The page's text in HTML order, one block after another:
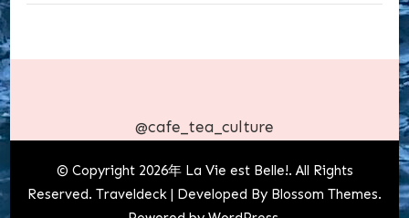
@cafe_tea_culture
© Copyright 2026年 La Vie est Belle!. All Rights
Reserved. Traveldeck | Developed By Blossom Themes.